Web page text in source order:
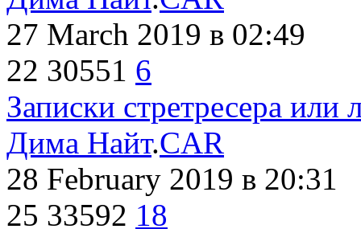
27 March 2019 в 02:49
22 30551 6
Записки стретресера или
Дима Найт.CAR
28 February 2019 в 20:31
25 33592 18